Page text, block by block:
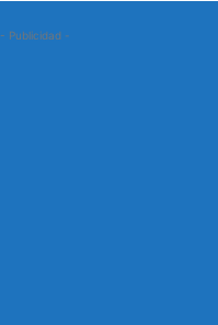
- Publicidad -